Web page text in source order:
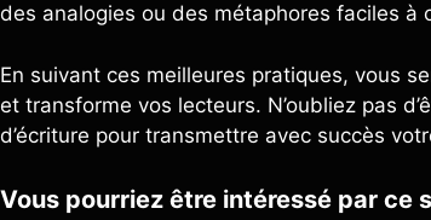
des analogies ou des métaphores faciles à
En suivant ces meilleures pratiques, vous
et transforme vos lecteurs. N’oubliez pas
d’écriture pour transmettre avec succès
Vous pourriez être intéressé par ce